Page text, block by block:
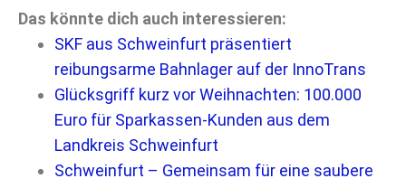
Das könnte dich auch interessieren:
SKF aus Schweinfurt präsentiert
reibungsarme Bahnlager auf der InnoTrans
Glücksgriff kurz vor Weihnachten: 100.000
Euro für Sparkassen-Kunden aus dem
Landkreis Schweinfurt
Schweinfurt – Gemeinsam für eine saubere